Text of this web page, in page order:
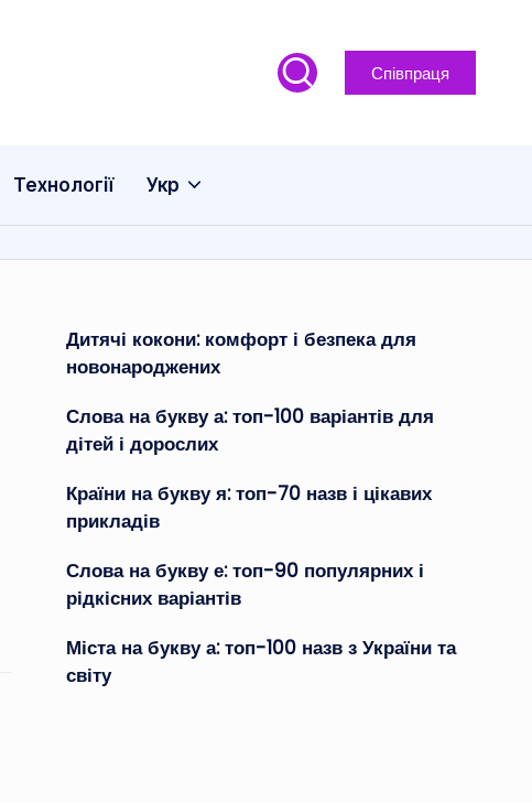
Співпраця
Технології Укр
Дитячі кокони: комфорт і безпека для
новонароджених
Слова на букву а: топ-100 варіантів для
дітей і дорослих
Країни на букву я: топ-70 назв і цікавих
прикладів
Слова на букву е: топ-90 популярних і
рідкісних варіантів
Міста на букву а: топ-100 назв з України та
світу